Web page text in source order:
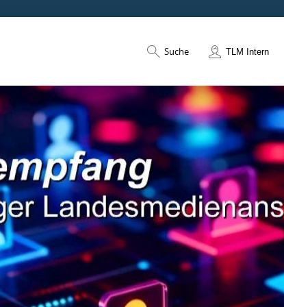
Suche TLM Intern